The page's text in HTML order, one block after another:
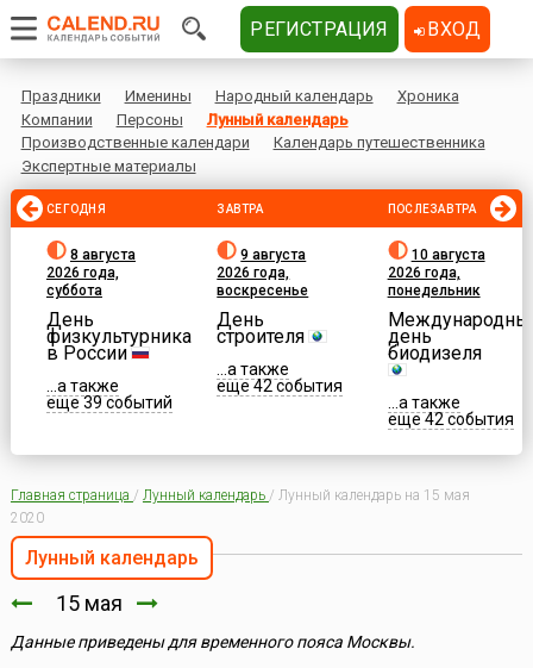
Праздники Именины Народный календарь
Хроника
Компании
Персоны
Лунный календарь
Производственные календари
Календарь путешественника
Экспертные материалы
СЕГОДНЯ
8 августа
2026 года,
суббота
День
физкультурника
в России
...а также
еще 39 событий
ЗАВТРА
9 августа
2026 года,
воскресенье
День
строителя
...а также
еще 42 события
ПОСЛЕЗАВТРА
10 августа
2026 года,
понедельник
день
биодизеля
...а также
еще 42 события
Главная страница / Лунный календарь / Лунный календарь на 15 мая
2020
Лунный календарь
15 мая
Данные приведены для временного пояса Москвы.
РЕГИСТРАЦИЯ ВХОД